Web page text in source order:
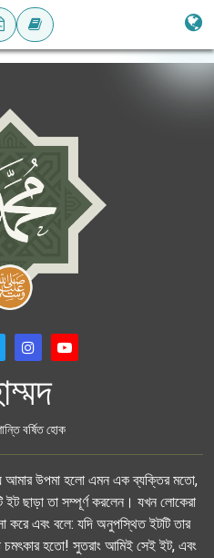
বর্ষিত হোক
আমার উপমা হলো এমন এক ব্যক্তির মতো,
ইট ছাড়া তা সম্পূর্ণ করলেন। যখন লোকেরা
করে এবং বলে: যদি অনুপস্থিত ইটটি তার
চমৎকার হতো! সুতরাং আমিই সেই ইট, এবং